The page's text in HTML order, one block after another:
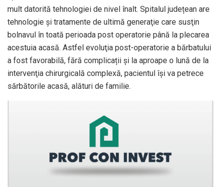
mult datorită tehnologiei de nivel înalt. Spitalul județean are
tehnologie şi tratamente de ultimă generaţie care susţin
bolnavul în toată perioada post operatorie până la plecarea
acestuia acasă. Astfel evoluţia post-operatorie a bărbatului
a fost favorabilă, fără complicații și la aproape o lună de la
intervenţia chirurgicală complexă, pacientul își va petrece
sărbătorile acasă, alături de familie.